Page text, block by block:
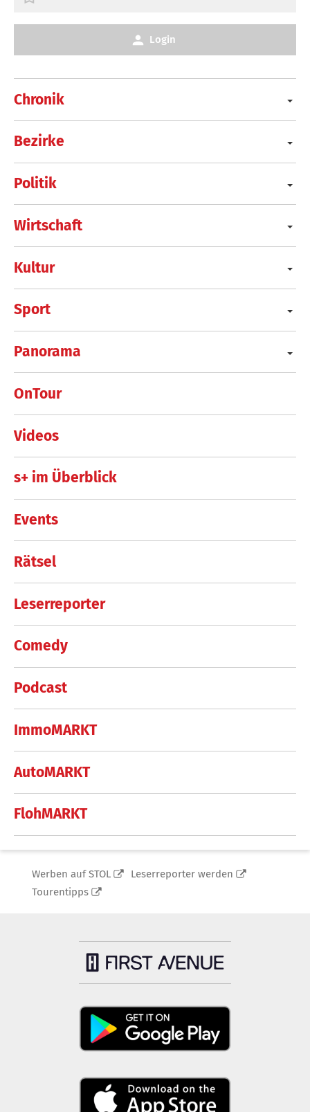
Chronik
Bezirke
Politik
Wirtschaft
Kultur
Sport
Panorama
OnTour
Videos
s+ im Überblick
Events
Rätsel
Leserreporter
Comedy
Podcast
ImmoMARKT
AutoMARKT
FlohMARKT
Login
Werben auf STOL
Leserreporter werden
Tourentipps